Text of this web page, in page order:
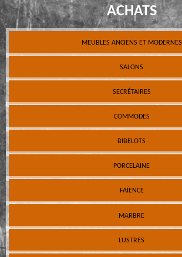
ACHATS
MEUBLES ANCIENS ET MODERNES
SALONS
SECRÉTAIRES
COMMODES
BIBELOTS
PORCELAINE
FAÏENCE
MARBRE
LUSTRES